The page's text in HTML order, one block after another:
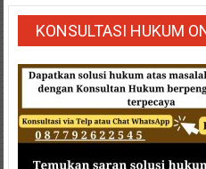
Kebumen/Magelang/
Batu/
Bekasi/Jakarta
selatan/
Jakarta
Utara/
Jakarta
KONSULTASI HUKUM